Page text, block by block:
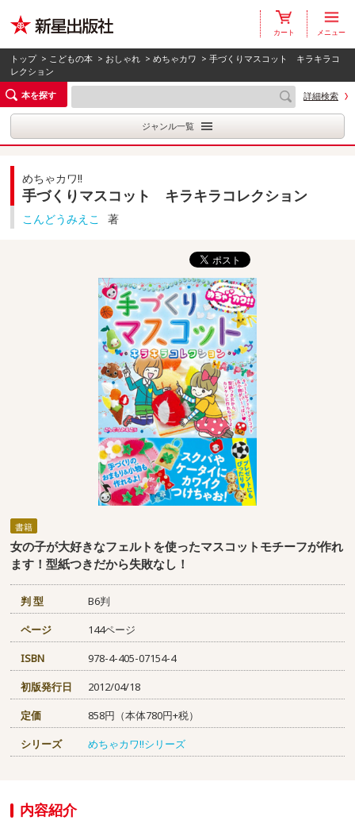
カート メニュー
トップ > こどもの本 > おしゃれ >めちゃカワ > 手づくりマスコット キラキラコ
レクション
本を探す
詳細検索
ジャンル一覧
めちゃカワ!!
手づくりマスコット キラキラコレクション
こんどうみえこ 著
書籍
女の子が大好きなフェルトを使ったマスコットモチーフが作れ
ます！型紙つきだから失敗なし！
判 型
B6判
ページ
144ページ
ISBN
978-4-405-07154-4
初版発行日
2012/04/18
定価
858円（本体780円+税）
シリーズ
めちゃカワ!!シリーズ
内容紹介